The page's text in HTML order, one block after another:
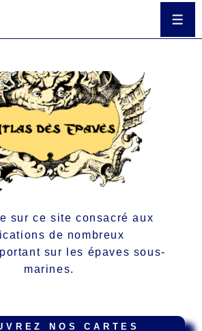
sur ce site consacré aux
de nombreux
sur les épaves sous-
marines.
NOS CARTES